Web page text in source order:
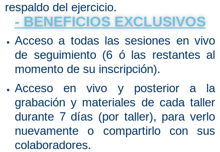
respaldo del ejercicio.
- BENEFICIOS EXCLUSIVOS
Acceso a todas las sesiones en vivo
de seguimiento (6 ó las restantes al
momento de su inscripción).
Acceso en vivo y posterior a la
grabación y materiales de cada taller
durante 7 días (por taller), para verlo
nuevamente o compartirlo con sus
colaboradores.